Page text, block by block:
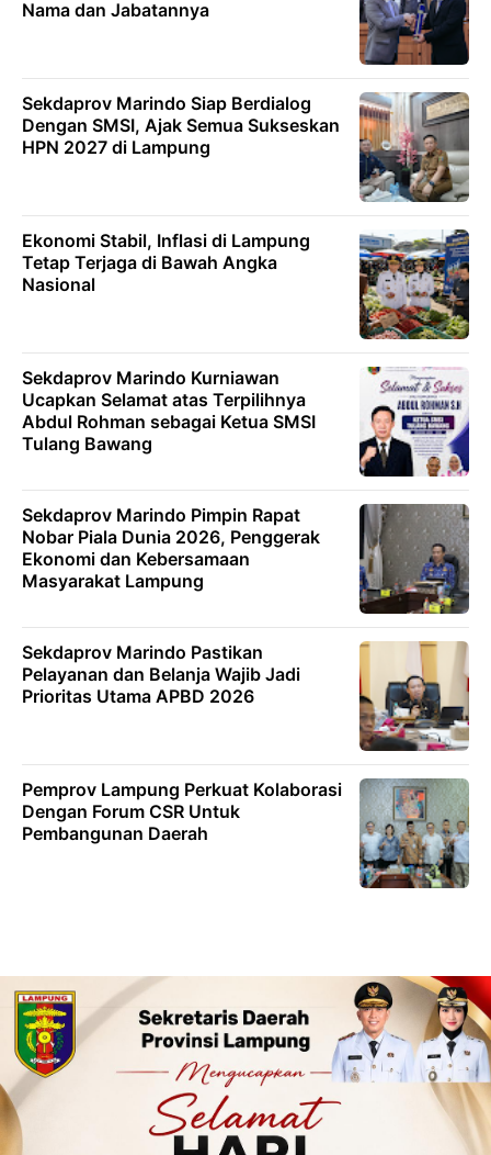
Nama dan Jabatannya
Sekdaprov Marindo Siap Berdialog
Dengan SMSI, Ajak Semua Sukseskan
HPN 2027 di Lampung
Ekonomi Stabil, Inflasi di Lampung
Tetap Terjaga di Bawah Angka
Nasional
Sekdaprov Marindo Kurniawan
Ucapkan Selamat atas Terpilihnya
Abdul Rohman sebagai Ketua SMSI
Tulang Bawang
Sekdaprov Marindo Pimpin Rapat
Nobar Piala Dunia 2026, Penggerak
Ekonomi dan Kebersamaan
Masyarakat Lampung
Sekdaprov Marindo Pastikan
Pelayanan dan Belanja Wajib Jadi
Prioritas Utama APBD 2026
Pemprov Lampung Perkuat Kolaborasi
Dengan Forum CSR Untuk
Pembangunan Daerah